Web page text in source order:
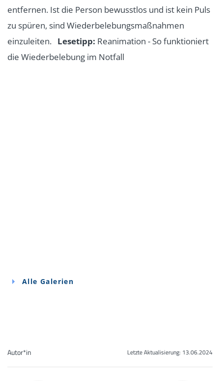
entfernen. Ist die Person bewusstlos und ist kein Puls
zu spüren, sind Wiederbelebungsmaßnahmen
einzuleiten. Lesetipp: Reanimation - So funktioniert
die Wiederbelebung im Notfall
Alle Galerien
Letzte Aktualisierung: 13.06.2024
Autor*in